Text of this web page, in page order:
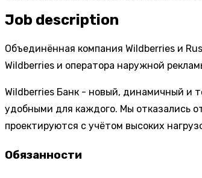
Job description
Объединённая компания Wildberries и
Wildberries и оператора наружной
Wildberries Банк - новый, динамичный и
удобными для каждого. Мы отказались
проектируются с учётом высоких
Обязанности